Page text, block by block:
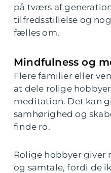
på tværs af
tilfredsstillelse og
fælles om.
Mindfulness og
Flere familier eller
at dele rolige
meditation. Det kan
samhørighed og
finde ro.
Rolige hobbyer
og samtale, fordi de